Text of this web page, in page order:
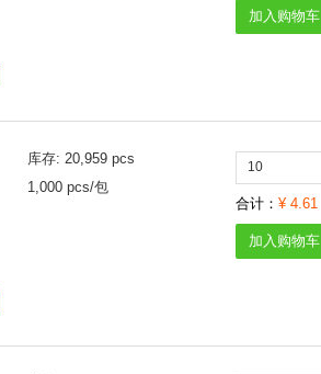
加入购物车
库存: 20,959 pcs
1,000 pcs/包
合计： ¥ 4.61
加入购物车